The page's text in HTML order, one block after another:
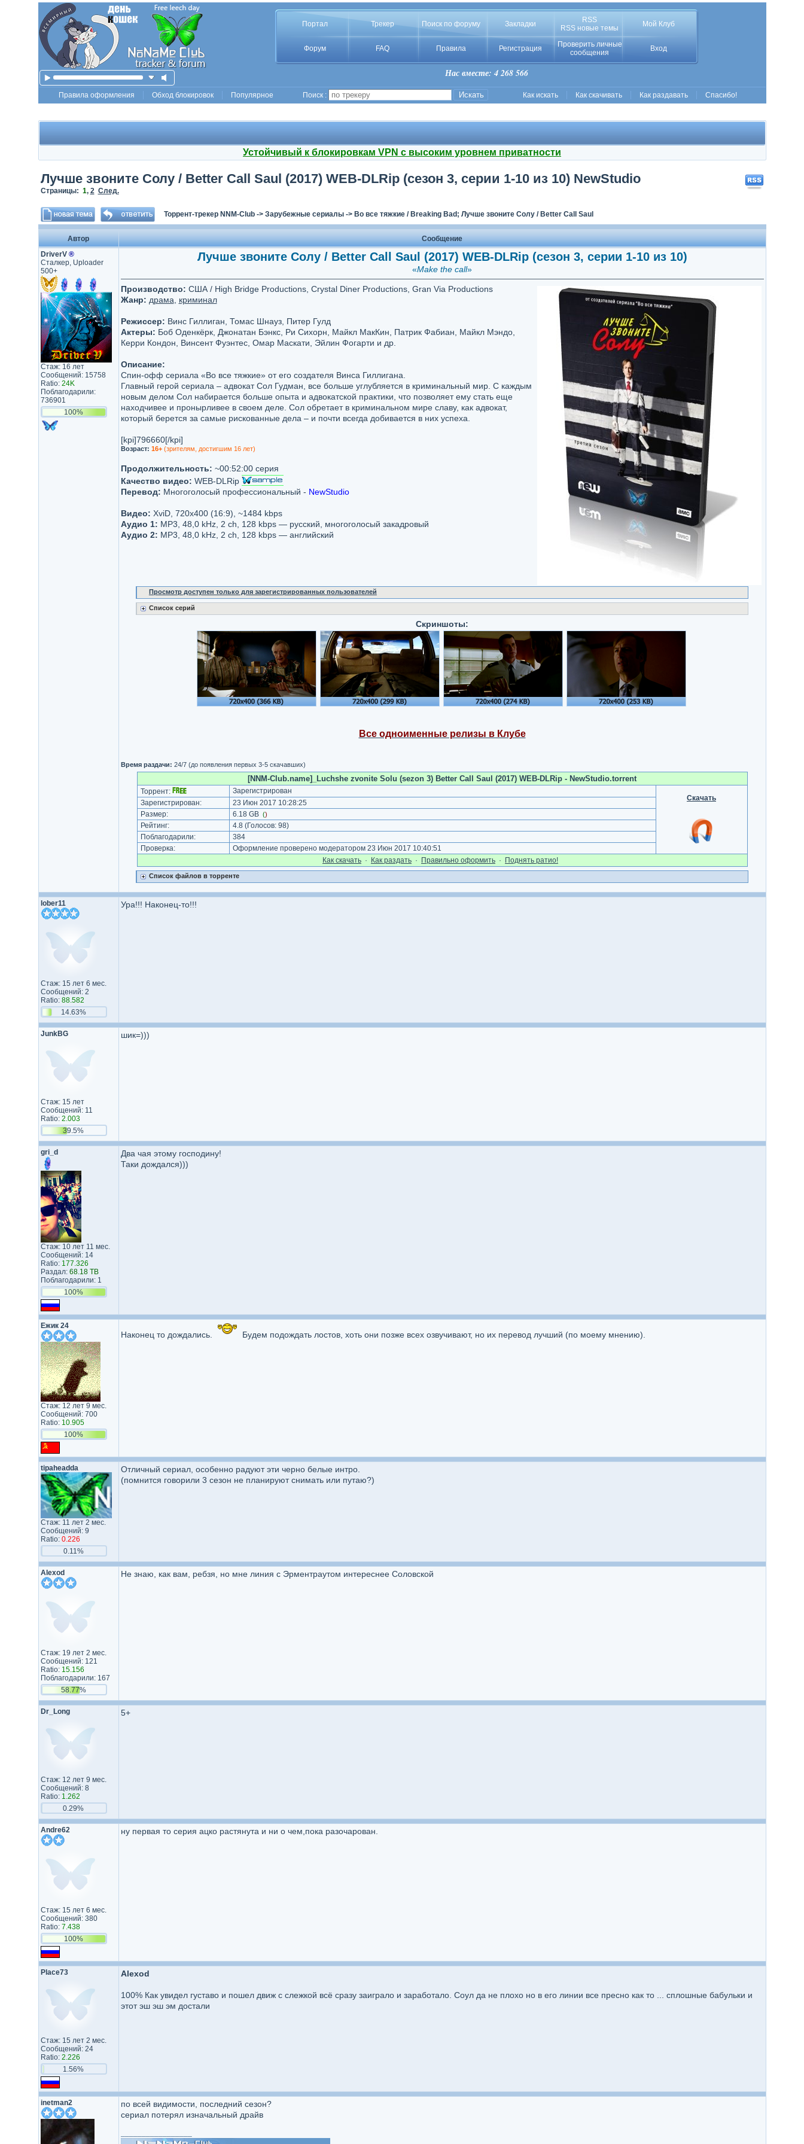
Портал Трекер Поиск по форуму Закладки
RSS
RSS новые темы
Мой Клуб
Форум FAQ Правила Регистрация
Проверить личные
сообщения
Вход
Нас вместе: 4 268 566
Правила оформления Обход блокировок Популярное Поиск : Как искать Как скачивать Как раздавать Спасибо!
Устойчивый к блокировкам VPN с высоким уровнем приватности
Лучше звоните Солу / Better Call Saul (2017) WEB-DLRip (сезон 3, серии 1-10 из 10) NewStudio
Страницы: 1, 2 След.
Торрент-трекер NNM-Club-> Зарубежные сериалы-> Во все тяжкие / Breaking Bad; Лучше звоните Солу / Better Call Saul
Автор
Сообщение
DriverV ®
Сталкер, Uploader
500+
Стаж: 16 лет
Сообщений: 15758
Ratio: 24K
Поблагодарили:
736901
100%
Лучше звоните Солу / Better Call Saul (2017) WEB-DLRip (сезон 3, серии 1-10 из 10)
«Make the call»
Производство: США / High Bridge Productions, Crystal Diner Productions, Gran Via Productions
Жанр: драма криминал
Режиссер: Винс Гиллиган, Томас Шнауз, Питер Гулд
Актеры: Боб Оденкёрк, Джонатан Бэнкс, Ри Сихорн, Майкл МакКин, Патрик Фабиан, Майкл Мэндо,
Керри Кондон, Винсент Фуэнтес, Омар Маскати, Эйлин Фогарти и др.
Описание:
Спин-офф сериала «Во все тяжкие» от его создателя Винса Гиллигана.
Главный герой сериала – адвокат Сол Гудман, все больше углубляется в криминальный мир. С каждым
новым делом Сол набирается больше опыта и адвокатской практики, что позволяет ему стать еще
находчивее и пронырливее в своем деле. Сол обретает в криминальном мире славу, как адвокат,
который берется за самые рискованные дела – и почти всегда добивается в них успеха.
[kpi]796660[/kpi]
Возраст: 16+(зрителям, достигшим 16 лет)
Продолжительность: ~00:52:00 серия
Качество видео: WEB-DLRip
Перевод: Многоголосый профессиональный - NewStudio
Видео: XviD, 720x400 (16:9), ~1484 kbps
Аудио 1: MP3, 48,0 kHz, 2 ch, 128 kbps — русский, многоголосый закадровый
Аудио 2: MP3, 48,0 kHz, 2 ch, 128 kbps — английский
Просмотр доступен только для зарегистрированных пользователей
Список серий
Скриншоты:
Все одноименные релизы в Клубе
Время раздачи: 24/7 (до появления первых 3-5 скачавших)
[NNM-Club.name]_Luchshe zvonite Solu (sezon 3) Better Call Saul (2017) WEB-DLRip - NewStudio.torrent
Торрент:
Зарегистрирован
Скачать
Зарегистрирован:
23 Июн 2017 10:28:25
Размер:
6.18 GB ()
Рейтинг: 4.8 (Голосов: 98)
Поблагодарили:
384
Проверка:
Оформление проверено модератором 23 Июн 2017 10:40:51
Как cкачать · Как раздать · Правильно оформить · Поднять ратио!
Список файлов в торренте
lober11
Стаж: 15 лет 6 мес.
Сообщений: 2
Ratio: 88.582
14.63%
Ура!!! Наконец-то!!!
JunkBG
Стаж: 15 лет
Сообщений: 11
Ratio: 2.003
39.5%
шик=)))
gri_d
Стаж: 10 лет 11 мес.
Сообщений: 14
Ratio: 177.326
Раздал: 68.18 TB
Поблагодарили: 1
100%
Два чая этому господину!
Таки дождался)))
Ежик 24
Стаж: 12 лет 9 мес.
Сообщений: 700
Ratio: 10.905
100%
Наконец то дождались. Будем подождать лостов, хоть они позже всех озвучивают, но их перевод лучший (по моему мнению).
tipaheadda
Стаж: 11 лет 2 мес.
Сообщений: 9
Ratio: 0.226
0.11%
Отличный сериал, особенно радуют эти черно белые интро.
(помнится говорили 3 сезон не планируют снимать или путаю?)
Alexod
Стаж: 19 лет 2 мес.
Сообщений: 121
Ratio: 15.156
Поблагодарили: 167
58.77%
Не знаю, как вам, ребзя, но мне линия с Эрментраутом интереснее Соловской
Dr_Long
Стаж: 12 лет 9 мес.
Сообщений: 8
Ratio: 1.262
0.29%
5+
Andre62
Стаж: 15 лет 6 мес.
Сообщений: 380
Ratio: 7.438
100%
ну первая то серия ацко растянута и ни о чем,пока разочарован.
Place73
Стаж: 15 лет 2 мес.
Сообщений: 24
Ratio: 2.226
1.56%
Alexod
100% Как увидел густаво и пошел движ с слежкой всё сразу заиграло и заработало. Соул да не плохо но в его линии все пресно как то ... сплошные бабульки и
этот эш эш эм достали
inetman2
по всей видимости, последний сезон?
сериал потерял изначальный драйв